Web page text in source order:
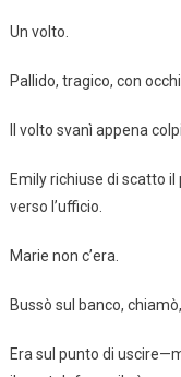
Un volto.
Pallido, tragico, con
Il volto svanì appena
Emily richiuse di scatto
verso l’ufficio.
Marie non c’era.
Bussò sul banco,
Era sul punto di